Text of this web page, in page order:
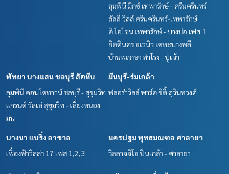
ลุมพินี มิกซ์ เทพารักษ์ - ศรีนครินทร์
ลัลลี่ วิลล์ ศรีนครินทร์-เทพารักษ์
ดิ โอโซน เทพารักษ์ - บางบ่อ เฟส 1
กิตตินคร อเวนิว เคหะบางพลี
บ้านพฤกษา สำโรง - ปู่เจ้า
พัทยา บางแสน ชลบุรี สัตหีบ
ลุมพินี คอนโดทาวน์ ชลบุรี - สุขุมวิท
แกรนด์ วัลเล่ สุขุมวิท - เลี่ยงหนอง
มน
มีนบุรี-ร่มเกล้า
ฟลอร่าวิลล์ พาร์ค ซิตี้ สุวินทวงศ์
บางนา แบริ่ง ลาซาล
เฟื่องฟ้าวิลล่า 17 เฟส 1,2,3
นครปฐม พุทธมณฑล ศาลายา
วิลลาจจิโอ ปิ่นเกล้า - ศาลายา